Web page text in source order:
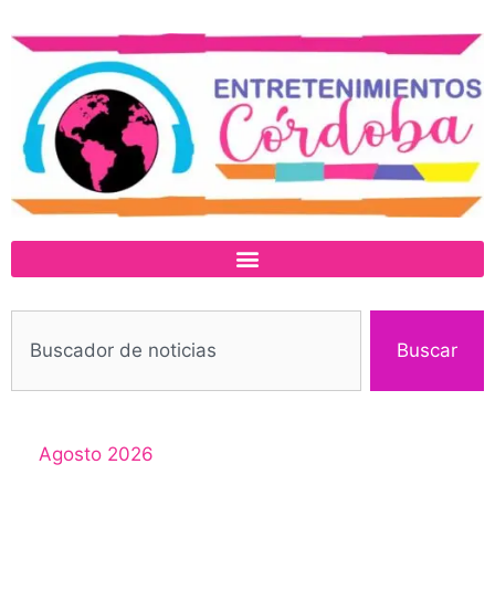
Buscar
Agosto 2026